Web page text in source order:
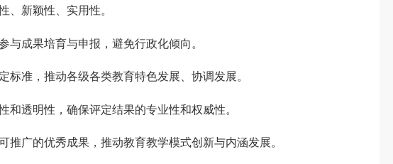
新颖性、实用性。
成果培育与申报，避免行政化倾向。
准，推动各级各类教育特色发展、协调发展。
透明性，确保评定结果的专业性和权威性。
广的优秀成果，推动教育教学模式创新与内涵发展。